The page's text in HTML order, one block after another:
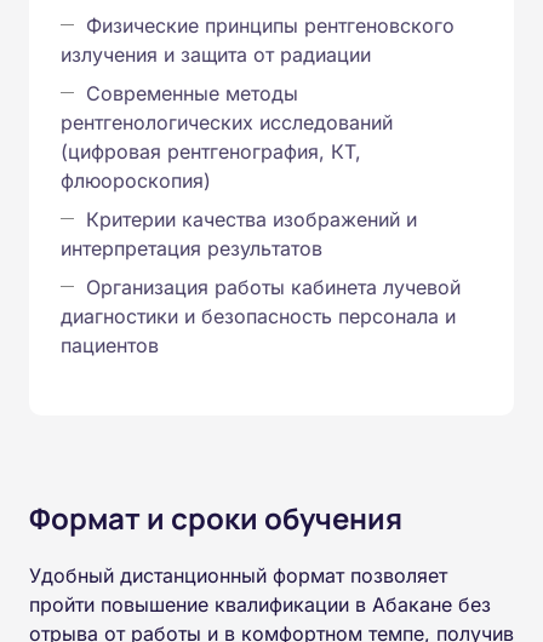
Физические принципы рентгеновского
излучения и защита от радиации
Современные методы
рентгенологических исследований
(цифровая рентгенография, КТ,
флюороскопия)
Критерии качества изображений и
интерпретация результатов
Организация работы кабинета лучевой
диагностики и безопасность персонала и
пациентов
Формат и сроки обучения
Удобный дистанционный формат позволяет
пройти повышение квалификации в Абакане без
отрыва от работы и в комфортном темпе, получив